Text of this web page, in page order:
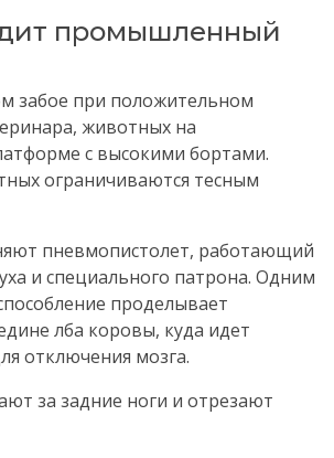
промышленный
забое при положительном
животных на
с высокими бортами.
ограничиваются тесным
пневмопистолет, работающий
и специального патрона. Одним
проделывает
лба коровы, куда идет
отключения мозга.
за задние ноги и отрезают